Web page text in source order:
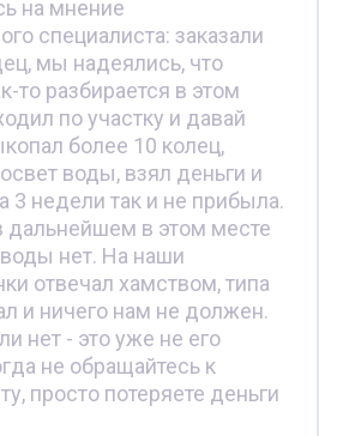
на мнение
специалиста: заказали
мы надеялись, что
то разбирается в этом
по участку и давай
более 10 колец,
воды, взял деньги и
3 недели так и не прибыла.
дальнейшем в этом месте
нет. На наши
отвечал хамством, типа
и ничего нам не должен.
нет - это уже не его
не обращайтесь к
просто потеряете деньги